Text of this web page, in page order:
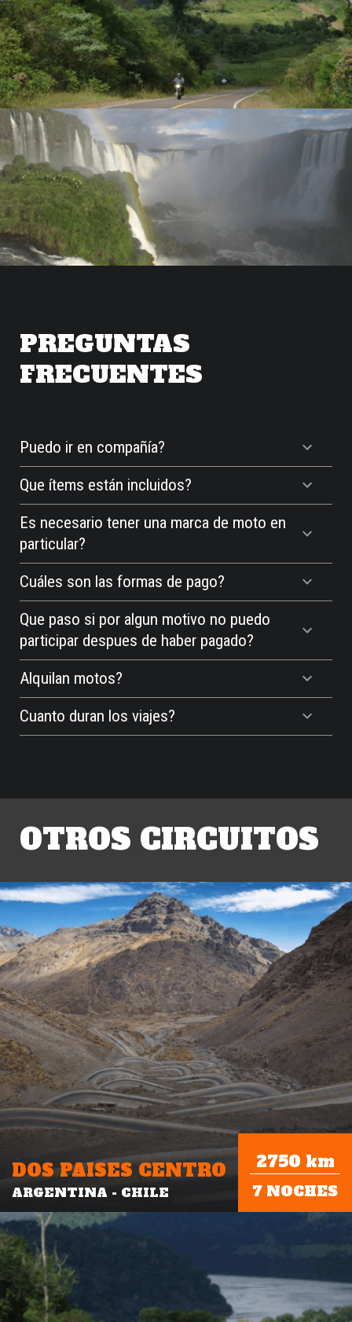
PREGUNTAS
FRECUENTES
Puedo ir en compañía?
Que ítems están incluidos?
Es necesario tener una marca de moto en
particular?
Cuáles son las formas de pago?
Que paso si por algun motivo no puedo
participar despues de haber pagado?
Alquilan motos?
Cuanto duran los viajes?
OTROS CIRCUITOS
DOS PAISES CENTRO
ARGENTINA - CHILE
2750 km
7 NOCHES